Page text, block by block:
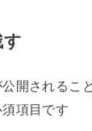
す
開されるこ
項目です